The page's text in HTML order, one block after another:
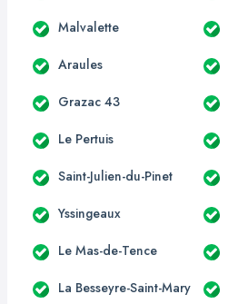
Malvalette
Araules
Grazac 43
Le Pertuis
Saint-Julien-du-Pinet
Yssingeaux
Le Mas-de-Tence
La Besseyre-Saint-Mary